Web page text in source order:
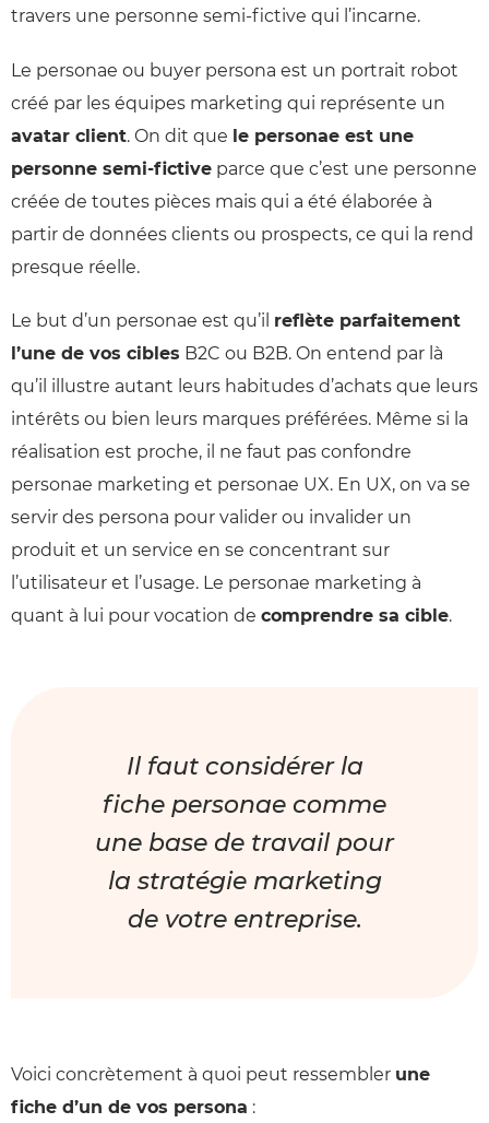
travers une personne semi-fictive qui l’incarne.
Le personae ou buyer persona est un portrait robot
créé par les équipes marketing qui représente un
avatar client. On dit que le personae est une
personne semi-fictive parce que c’est une personne
créée de toutes pièces mais qui a été élaborée à
partir de données clients ou prospects, ce qui la rend
presque réelle.
Le but d’un personae est qu’il reflète parfaitement
l’une de vos cibles B2C ou B2B. On entend par là
qu’il illustre autant leurs habitudes d’achats que leurs
intérêts ou bien leurs marques préférées. Même si la
réalisation est proche, il ne faut pas confondre
personae marketing et personae UX. En UX, on va se
servir des persona pour valider ou invalider un
produit et un service en se concentrant sur
l’utilisateur et l’usage. Le personae marketing à
quant à lui pour vocation de comprendre sa cible.
Il faut considérer la
fiche personae comme
une base de travail pour
la stratégie marketing
de votre entreprise.
Voici concrètement à quoi peut ressembler une
fiche d’un de vos persona :